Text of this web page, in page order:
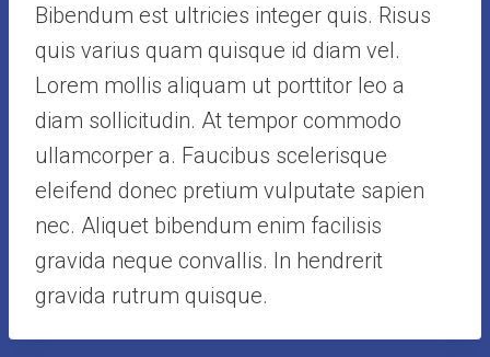
Bibendum est ultricies integer quis. Risus
quis varius quam quisque id diam vel.
Lorem mollis aliquam ut porttitor leo a
diam sollicitudin. At tempor commodo
ullamcorper a. Faucibus scelerisque
eleifend donec pretium vulputate sapien
nec. Aliquet bibendum enim facilisis
gravida neque convallis. In hendrerit
gravida rutrum quisque.